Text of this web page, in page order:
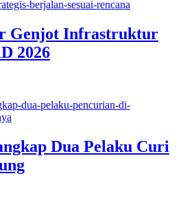
Genjot Infrastruktur
2026
Dua Pelaku Curi